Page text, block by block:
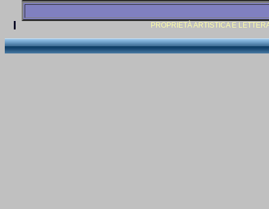
PROPRIETÀ ARTISTICA E LETTERARIA